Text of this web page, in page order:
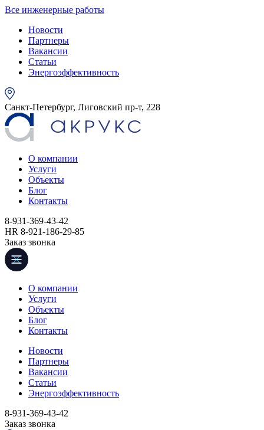
Все инженерные работы
Новости
Партнеры
Вакансии
Статьи
Энергоэффективность
Санкт-Петербург, Лиговский пр-т, 228
О компании
Услуги
Объекты
Блог
Контакты
8-931-369-43-42
HR 8-921-186-29-85
Заказ звонка
О компании
Услуги
Объекты
Блог
Контакты
Новости
Партнеры
Вакансии
Статьи
Энергоэффективность
8-931-369-43-42
Заказ звонка